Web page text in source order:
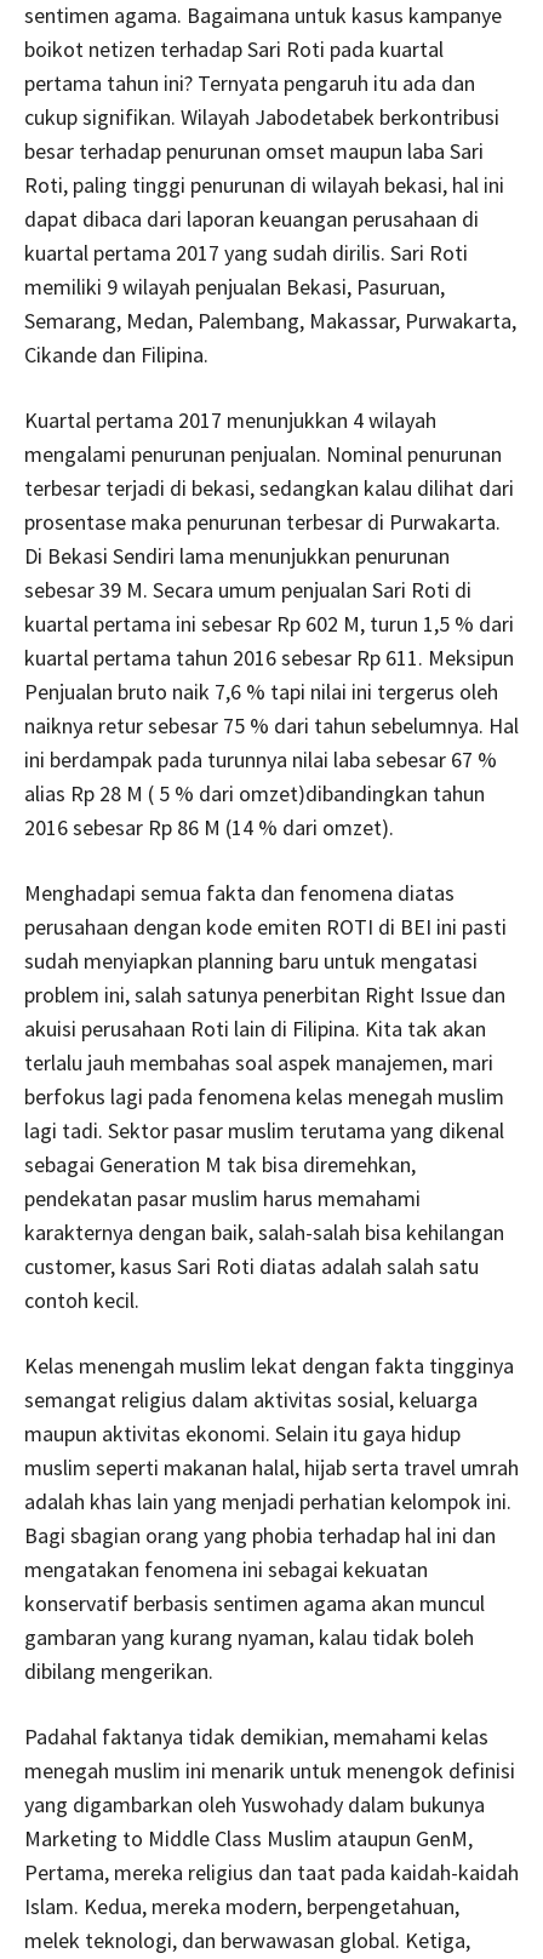
sentimen agama. Bagaimana untuk kasus kampanye
boikot netizen terhadap Sari Roti pada kuartal
pertama tahun ini? Ternyata pengaruh itu ada dan
cukup signifikan. Wilayah Jabodetabek berkontribusi
besar terhadap penurunan omset maupun laba Sari
Roti, paling tinggi penurunan di wilayah bekasi, hal ini
dapat dibaca dari laporan keuangan perusahaan di
kuartal pertama 2017 yang sudah dirilis. Sari Roti
memiliki 9 wilayah penjualan Bekasi, Pasuruan,
Semarang, Medan, Palembang, Makassar, Purwakarta,
Cikande dan Filipina.
Kuartal pertama 2017 menunjukkan 4 wilayah
mengalami penurunan penjualan. Nominal penurunan
terbesar terjadi di bekasi, sedangkan kalau dilihat dari
prosentase maka penurunan terbesar di Purwakarta.
Di Bekasi Sendiri lama menunjukkan penurunan
sebesar 39 M. Secara umum penjualan Sari Roti di
kuartal pertama ini sebesar Rp 602 M, turun 1,5 % dari
kuartal pertama tahun 2016 sebesar Rp 611. Meksipun
Penjualan bruto naik 7,6 % tapi nilai ini tergerus oleh
naiknya retur sebesar 75 % dari tahun sebelumnya. Hal
ini berdampak pada turunnya nilai laba sebesar 67 %
alias Rp 28 M ( 5 % dari omzet)dibandingkan tahun
2016 sebesar Rp 86 M (14 % dari omzet).
Menghadapi semua fakta dan fenomena diatas
perusahaan dengan kode emiten ROTI di BEI ini pasti
sudah menyiapkan planning baru untuk mengatasi
problem ini, salah satunya penerbitan Right Issue dan
akuisi perusahaan Roti lain di Filipina. Kita tak akan
terlalu jauh membahas soal aspek manajemen, mari
berfokus lagi pada fenomena kelas menegah muslim
lagi tadi. Sektor pasar muslim terutama yang dikenal
sebagai Generation M tak bisa diremehkan,
pendekatan pasar muslim harus memahami
karakternya dengan baik, salah-salah bisa kehilangan
customer, kasus Sari Roti diatas adalah salah satu
contoh kecil.
Kelas menengah muslim lekat dengan fakta tingginya
semangat religius dalam aktivitas sosial, keluarga
maupun aktivitas ekonomi. Selain itu gaya hidup
muslim seperti makanan halal, hijab serta travel umrah
adalah khas lain yang menjadi perhatian kelompok ini.
Bagi sbagian orang yang phobia terhadap hal ini dan
mengatakan fenomena ini sebagai kekuatan
konservatif berbasis sentimen agama akan muncul
gambaran yang kurang nyaman, kalau tidak boleh
dibilang mengerikan.
Padahal faktanya tidak demikian, memahami kelas
menegah muslim ini menarik untuk menengok definisi
yang digambarkan oleh Yuswohady dalam bukunya
Marketing to Middle Class Muslim ataupun GenM,
Pertama, mereka religius dan taat pada kaidah-kaidah
Islam. Kedua, mereka modern, berpengetahuan,
melek teknologi, dan berwawasan global. Ketiga,